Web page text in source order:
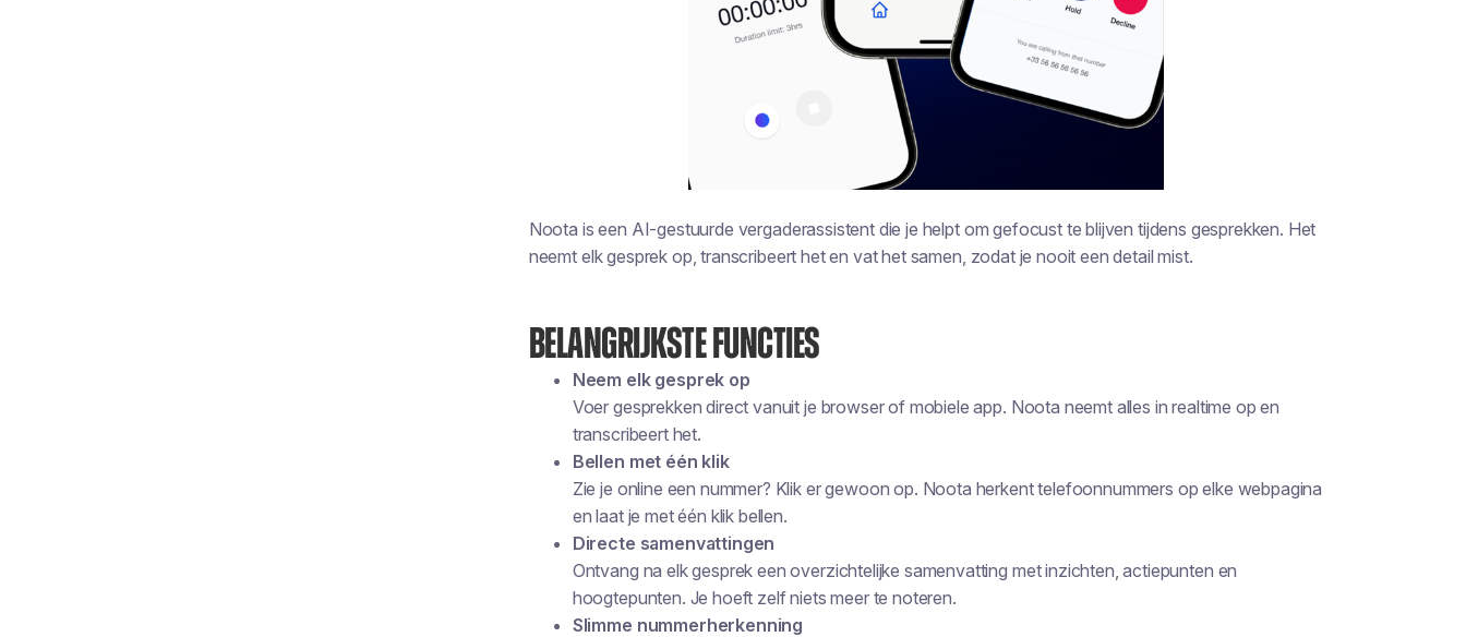
Noota is een AI-gestuurde vergaderassistent die je helpt om gefocust te blijven tijdens gesprekken. Het
neemt elk gesprek op, transcribeert het en vat het samen, zodat je nooit een detail mist.
BELANGRIJKSTE FUNCTIES
Neem elk gesprek op
Voer gesprekken direct vanuit je browser of mobiele app. Noota neemt alles in realtime op en
transcribeert het.
Bellen met één klik
Zie je online een nummer? Klik er gewoon op. Noota herkent telefoonnummers op elke webpagina
en laat je met één klik bellen.
Directe samenvattingen
Ontvang na elk gesprek een overzichtelijke samenvatting met inzichten, actiepunten en
hoogtepunten. Je hoeft zelf niets meer te noteren.
Slimme nummerherkenning